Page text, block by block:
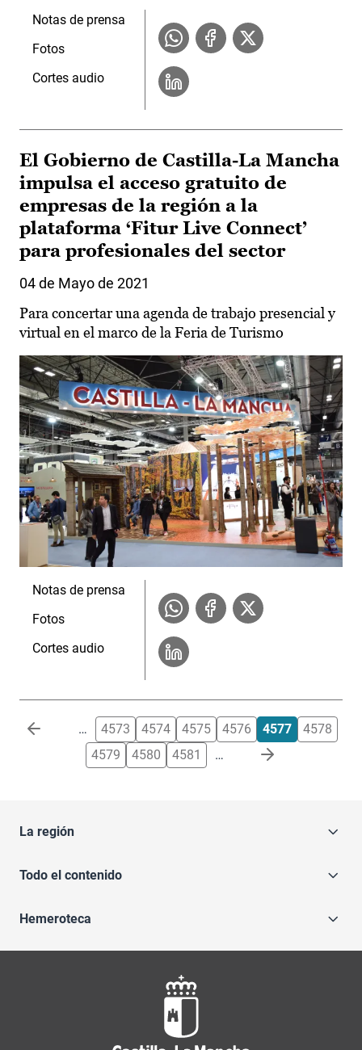
Notas de prensa
Fotos
Cortes audio
El Gobierno de Castilla-La Mancha
impulsa el acceso gratuito de
empresas de la región a la
plataforma ‘Fitur Live Connect’
para profesionales del sector
04 de Mayo de 2021
Para concertar una agenda de trabajo presencial y
virtual en el marco de la Feria de Turismo
Notas de prensa
Fotos
Cortes audio
Paginación … 4573 4574 4575 4576 4577
4578
4579
4580 4581 …
La región
Todo el contenido
Hemeroteca